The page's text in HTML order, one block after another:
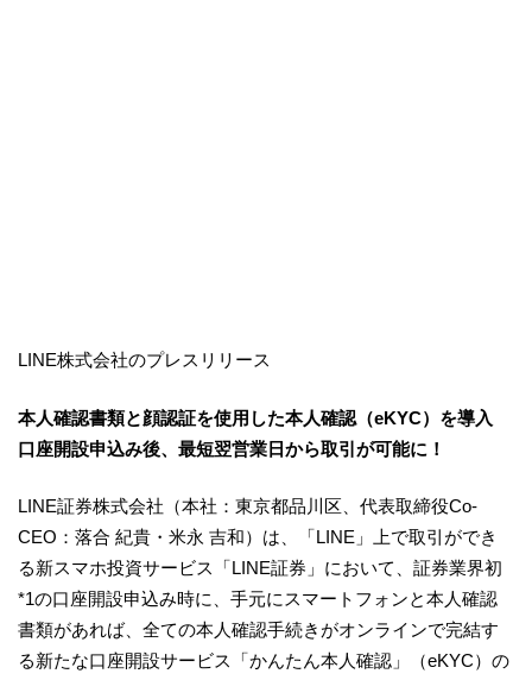
LINE株式会社のプレスリリース
本人確認書類と顔認証を使用した本人確認（eKYC）を導入
口座開設申込み後、最短翌営業日から取引が可能に！
LINE証券株式会社（本社：東京都品川区、代表取締役Co-
CEO：落合 紀貴・米永 吉和）は、「LINE」上で取引ができ
る新スマホ投資サービス「LINE証券」において、証券業界初
*1の口座開設申込み時に、手元にスマートフォンと本人確認
書類があれば、全ての本人確認手続きがオンラインで完結す
る新たな口座開設サービス「かんたん本人確認」（eKYC）の